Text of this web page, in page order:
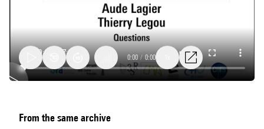
Lagier
0:00 / 0:00
From the same archive